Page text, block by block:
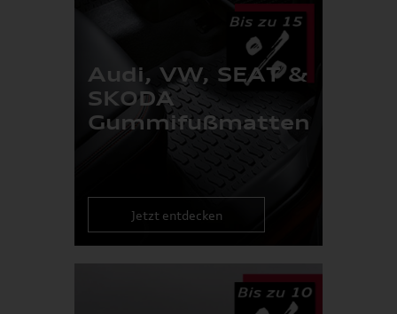
Audi, VW, SEAT &
SKODA
Gummifußmatten
Jetzt entdecken